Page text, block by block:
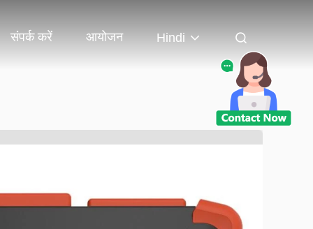
संपर्क करें आयोजन Hindi